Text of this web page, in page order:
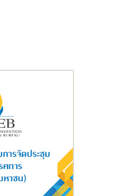
านของนักศึกษาจากการประกวด
By Boonthavorn x KBank”
สามารถเข้าชมได้ที่เว็บไซต์บ้านมือ
https://kbank.co/3LOrGWh
คาร B ชั้น 2 หรือทางเว็บไซต์ของ
2566